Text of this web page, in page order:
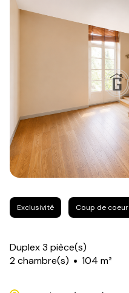
Exclusivité Coup de coeur
Duplex 3 pièce(s)
2 chambre(s)
104 m²